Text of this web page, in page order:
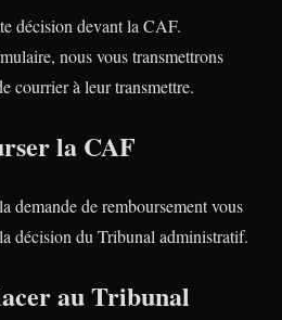
décision devant la CAF.
nous vous transmettrons
courrier à leur transmettre.
la CAF
demande de remboursement vous
décision du Tribunal administratif.
au Tribunal